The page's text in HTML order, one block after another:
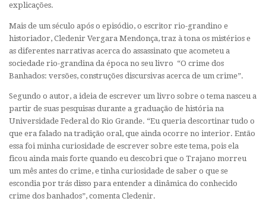
explicações.
Mais de um século após o episódio, o escritor rio-grandino e
historiador, Cledenir Vergara Mendonça, traz à tona os mistérios e
as diferentes narrativas acerca do assassinato que acometeu a
sociedade rio-grandina da época no seu livro “O crime dos
Banhados: versões, construções discursivas acerca de um crime”.
Segundo o autor, a ideia de escrever um livro sobre o tema nasceu a
partir de suas pesquisas durante a graduação de história na
Universidade Federal do Rio Grande. “Eu queria descortinar tudo o
que era falado na tradição oral, que ainda ocorre no interior. Então
essa foi minha curiosidade de escrever sobre este tema, pois ela
ficou ainda mais forte quando eu descobri que o Trajano morreu
um mês antes do crime, e tinha curiosidade de saber o que se
escondia por trás disso para entender a dinâmica do conhecido
crime dos banhados”, comenta Cledenir.